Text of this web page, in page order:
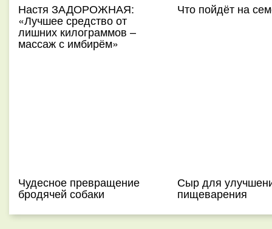
Настя ЗАДОРОЖНАЯ:
«Лучшее средство от
лишних килограммов –
массаж с имбирём»
Что пойдёт на
Чудесное превращение
бродячей собаки
Сыр для
пищеварения